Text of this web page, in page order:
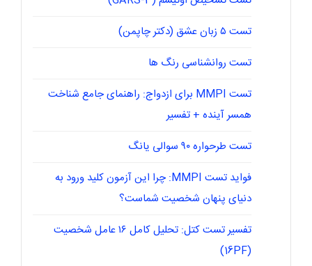
تست ۵ زبان عشق (دکتر چاپمن)
تست روانشناسی رنگ ها
تست MMPI برای ازدواج: راهنمای جامع شناخت
همسر آینده + تفسیر
تست طرحواره ۹۰ سوالی یانگ
فواید تست MMPI: چرا این آزمون کلید ورود به
دنیای پنهان شخصیت شماست؟
تفسیر تست کتل: تحلیل کامل ۱۶ عامل شخصیت
(16PF)